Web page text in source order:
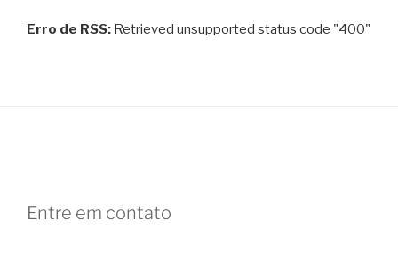
Erro de RSS: Retrieved unsupported status code "400"
Entre em contato